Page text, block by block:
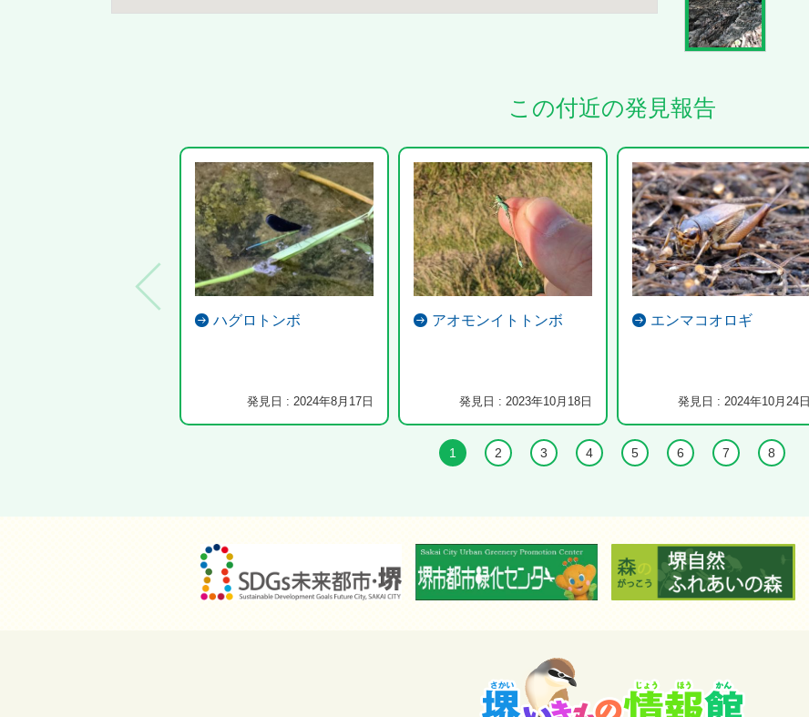
この付近の発見報告
ハグロトンボ
発見日 : 2024年8月17日
アオモンイトトンボ
発見日 : 2023年10月18日
エンマコオロギ
発見日 : 2024年10月24日
1 2 3 4 5 6 7 8